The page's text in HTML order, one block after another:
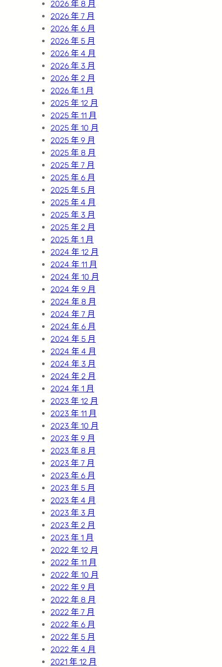
2026 年 8 月
2026 年 7 月
2026 年 6 月
2026 年 5 月
2026 年 4 月
2026 年 3 月
2026 年 2 月
2026 年 1 月
2025 年 12 月
2025 年 11 月
2025 年 10 月
2025 年 9 月
2025 年 8 月
2025 年 7 月
2025 年 6 月
2025 年 5 月
2025 年 4 月
2025 年 3 月
2025 年 2 月
2025 年 1 月
2024 年 12 月
2024 年 11 月
2024 年 10 月
2024 年 9 月
2024 年 8 月
2024 年 7 月
2024 年 6 月
2024 年 5 月
2024 年 4 月
2024 年 3 月
2024 年 2 月
2024 年 1 月
2023 年 12 月
2023 年 11 月
2023 年 10 月
2023 年 9 月
2023 年 8 月
2023 年 7 月
2023 年 6 月
2023 年 5 月
2023 年 4 月
2023 年 3 月
2023 年 2 月
2023 年 1 月
2022 年 12 月
2022 年 11 月
2022 年 10 月
2022 年 9 月
2022 年 8 月
2022 年 7 月
2022 年 6 月
2022 年 5 月
2022 年 4 月
2021 年 12 月